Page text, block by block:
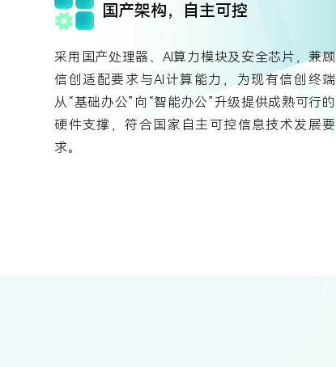
国产架构，自主可控
采用国产处理器、AI算力模块及安全芯片，兼顾
信创适配要求与AI计算能力，为现有信创终端
从“基础办公”向“智能办公”升级提供成熟可行的
硬件支撑，符合国家自主可控信息技术发展要
求。